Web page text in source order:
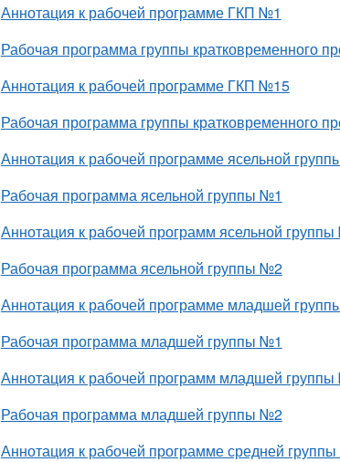
Аннотация к рабочей программе ГКП №1
Рабочая программа группы кратковременного
Аннотация к рабочей программе ГКП №15
Рабочая программа группы кратковременного
Аннотация к рабочей программе ясельной
Рабочая программа ясельной группы №1
Аннотация к рабочей программ ясельной
Рабочая программа ясельной группы №2
Аннотация к рабочей программе младшей
Рабочая программа младшей группы №1
Аннотация к рабочей программ младшей
Рабочая программа младшей группы №2
Аннотация к рабочей программе средней